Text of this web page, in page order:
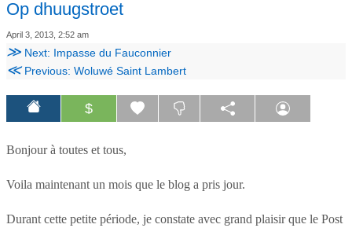
Op dhuugstroet
April 3, 2013, 2:52 am
≫ Next: Impasse du Fauconnier
≪Previous: Woluwé Saint Lambert
$
Bonjour à toutes et tous,
Voila maintenant un mois que le blog a pris jour.
Durant cette petite période, je constate avec grand plaisir que le Post